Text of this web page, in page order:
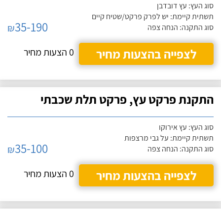
סוג העץ: עץ דובדבן
תשתית קיימת: יש לפרק פרקט/שטיח קיים
סוג התקנה: הנחה צפה
₪35-190
לצפייה בהצעות מחיר
0 הצעות מחיר
התקנת פרקט עץ, פרקט תלת שכבתי
סוג העץ: עץ אירוקו
תשתית קיימת: על גבי מרצפות
סוג התקנה: הנחה צפה
₪35-100
לצפייה בהצעות מחיר
0 הצעות מחיר